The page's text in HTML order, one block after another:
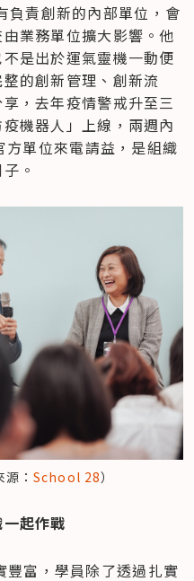
責創新的內部單位，會
業務單位擴大影響。他
是出於運氣靈機一動便
的創新管理、創新流
，去年疫情警戒升至三
機器人」上線，兩週內
單位來電請益，是組織
。
源：School 28）
起作戰
富，學員除了透過扎實